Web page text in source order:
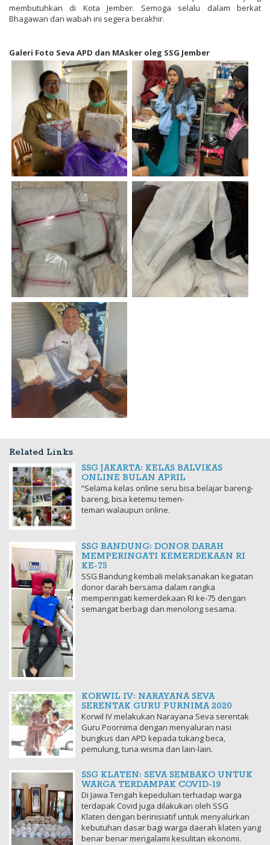
membutuhkan di Kota Jember. Semoga selalu dalam berkat
Bhagawan dan wabah ini segera berakhir.
Galeri Foto Seva APD dan MAsker oleg SSG Jember
Related Links
SSG JAKARTA: KELAS BALVIKAS
ONLINE BULAN APRIL
“Selama kelas online seru bisa belajar bareng-
bareng, bisa ketemu temen-
teman walaupun online.
SSG BANDUNG: DONOR DARAH
MEMPERINGATI KEMERDEKAAN RI
KE-75
SSG Bandung kembali melaksanakan kegiatan
donor darah bersama dalam rangka
memperingati kemerdekaan RI ke-75 dengan
semangat berbagi dan menolong sesama.
KORWIL IV: NARAYANA SEVA
SERENTAK GURU PURNIMA 2020
Korwil IV melakukan Narayana Seva serentak
Guru Poornima dengan menyaluran nasi
bungkus dan APD kepada tukang beca,
pemulung, tuna wisma dan lain-lain.
SSG KLATEN: SEVA SEMBAKO UNTUK
WARGA TERDAMPAK COVID-19
Di Jawa Tengah kepedulian terhadap warga
terdapak Covid juga dilakukan oleh SSG
Klaten dengan berinisiatif untuk menyalurkan
kebutuhan dasar bagi warga daerah klaten yang
benar benar mengalami kesulitan ekonomi.